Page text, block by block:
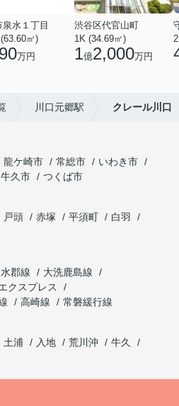
水１丁目
㎡)
万円
渋谷区代官山町
1K (34.69㎡)
1億2,000万円
川口元郷駅 クレール川口
龍ケ崎市 常総市
いわき市
牛久市
つくば市
戸頭 赤塚 平須町
白羽
水郡線
大洗鹿島線
クスプレス
高崎線
常磐緩行線
土浦 入地 荒川沖
牛久